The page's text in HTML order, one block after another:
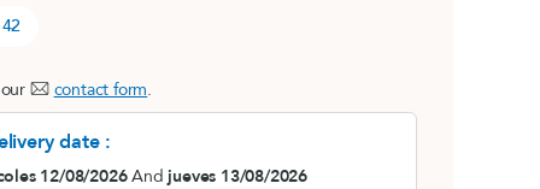
(lot)
contact form.
date :
12/08/2026Andjueves 13/08/2026